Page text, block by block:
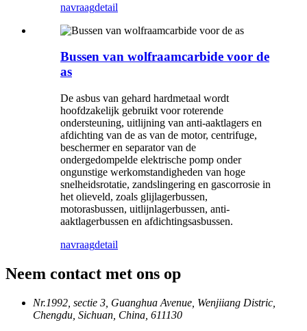
navraagdetail
Bussen van wolfraamcarbide voor de
as
De asbus van gehard hardmetaal wordt
hoofdzakelijk gebruikt voor roterende
ondersteuning, uitlijning van anti-aaktlagers en
afdichting van de as van de motor, centrifuge,
beschermer en separator van de
ondergedompelde elektrische pomp onder
ongunstige werkomstandigheden van hoge
snelheidsrotatie, zandslingering en gascorrosie in
het olieveld, zoals glijlagerbussen,
motorasbussen, uitlijnlagerbussen, anti-
aaktlagerbussen en afdichtingsasbussen.
navraagdetail
Neem contact met ons op
Nr.1992, sectie 3, Guanghua Avenue, Wenjiiang Distric,
Chengdu, Sichuan, China, 611130